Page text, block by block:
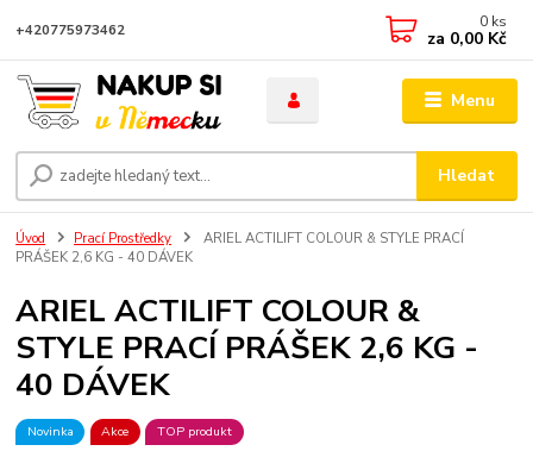
Menu
Hledat
+420775973462 0 ks
za 0,00 Kč
Úvod Prací Prostředky
ARIEL ACTILIFT COLOUR & STYLE PRACÍ
PRÁŠEK 2,6 KG - 40 DÁVEK
ARIEL ACTILIFT COLOUR &
STYLE PRACÍ PRÁŠEK 2,6 KG -
40 DÁVEK
Novinka Akce TOP produkt